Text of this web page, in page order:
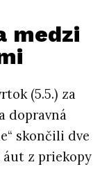
medzi
(5.5.) za
dopravná
skončili dve
áut z priekopy